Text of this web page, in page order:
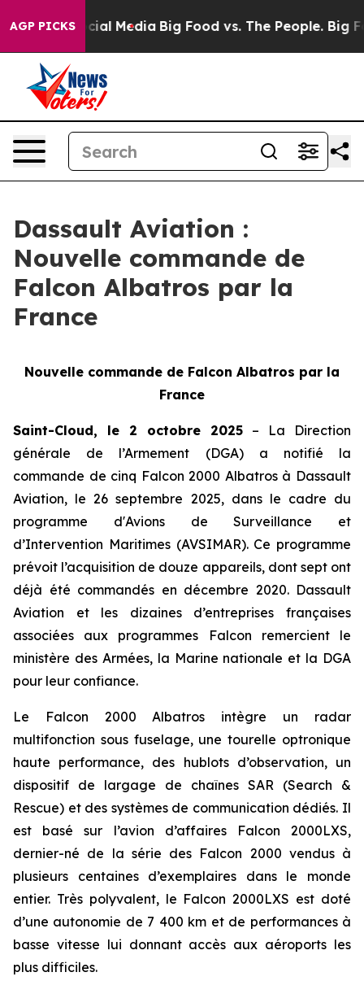
AGP PICKS
on Social Media Big Food vs. The People. Big
Dassault Aviation :
Nouvelle commande de
Falcon Albatros par la
France
Nouvelle commande de Falcon Albatros par la
France
Saint-Cloud, le 2 octobre 2025 – La Direction
générale de l’Armement (DGA) a notifié la
commande de cinq Falcon 2000 Albatros à Dassault
Aviation, le 26 septembre 2025, dans le cadre du
programme d'Avions de Surveillance et
d’Intervention Maritimes (AVSIMAR). Ce programme
prévoit l’acquisition de douze appareils, dont sept ont
déjà été commandés en décembre 2020. Dassault
Aviation et les dizaines d’entreprises françaises
associées aux programmes Falcon remercient le
ministère des Armées, la Marine nationale et la DGA
pour leur confiance.
Le Falcon 2000 Albatros intègre un radar
multifonction sous fuselage, une tourelle optronique
haute performance, des hublots d’observation, un
dispositif de largage de chaînes SAR (Search &
Rescue) et des systèmes de communication dédiés. Il
est basé sur l’avion d’affaires Falcon 2000LXS,
dernier-né de la série des Falcon 2000 vendus à
plusieurs centaines d’exemplaires dans le monde
entier. Très polyvalent, le Falcon 2000LXS est doté
d’une autonomie de 7 400 km et de performances à
basse vitesse lui donnant accès aux aéroports les
plus difficiles.